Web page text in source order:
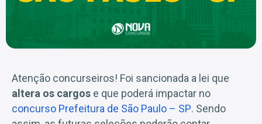
Atenção concurseiros! Foi sancionada a lei que
altera os cargos e que poderá impactar no
concurso Prefeitura de São Paulo – SP. Sendo